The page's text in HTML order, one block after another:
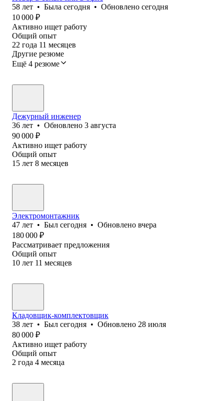
58 лет • Была сегодня • Обновлено сегодня
10 000 ₽
Активно ищет работу
Общий опыт
22 года 11 месяцев
Другие резюме
Ещё 4 резюме
Дежурный инженер
36 лет • Обновлено 3 августа
90 000 ₽
Активно ищет работу
Общий опыт
15 лет 8 месяцев
Электромонтажник
47 лет • Был сегодня • Обновлено вчера
180 000 ₽
Рассматривает предложения
Общий опыт
10 лет 11 месяцев
Кладовщик-комплектовщик
38 лет • Был сегодня • Обновлено 28 июля
80 000 ₽
Активно ищет работу
Общий опыт
2 года 4 месяца